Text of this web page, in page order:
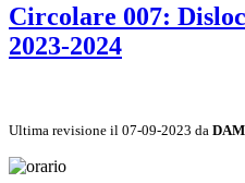
Circolare 007:
2023-2024
Ultima revisione il 07-09-2023 da